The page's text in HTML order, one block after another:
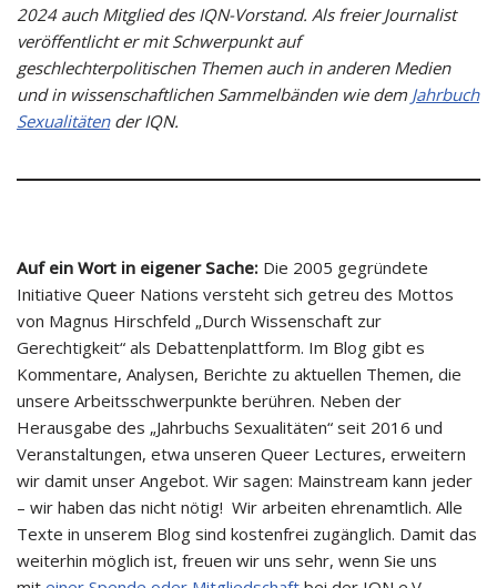
2024 auch Mitglied des IQN-Vorstand. Als freier Journalist
veröffentlicht er mit Schwerpunkt auf
geschlechterpolitischen Themen auch in anderen Medien
und in wissenschaftlichen Sammelbänden wie dem Jahrbuch
Sexualitätender IQN.
Auf ein Wort in eigener Sache: Die 2005 gegründete
Initiative Queer Nations versteht sich getreu des Mottos
von Magnus Hirschfeld „Durch Wissenschaft zur
Gerechtigkeit“ als Debattenplattform. Im Blog gibt es
Kommentare, Analysen, Berichte zu aktuellen Themen, die
unsere Arbeitsschwerpunkte berühren. Neben der
Herausgabe des „Jahrbuchs Sexualitäten“ seit 2016 und
Veranstaltungen, etwa unseren Queer Lectures, erweitern
wir damit unser Angebot. Wir sagen: Mainstream kann jeder
– wir haben das nicht nötig! Wir arbeiten ehrenamtlich. Alle
Texte in unserem Blog sind kostenfrei zugänglich. Damit das
weiterhin möglich ist, freuen wir uns sehr, wenn Sie uns